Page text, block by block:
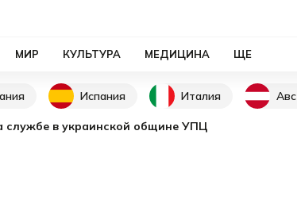
МИР КУЛЬТУРА МЕДИЦИНА ЩЕ
Испания Италия
службе в украинской общине УПЦ